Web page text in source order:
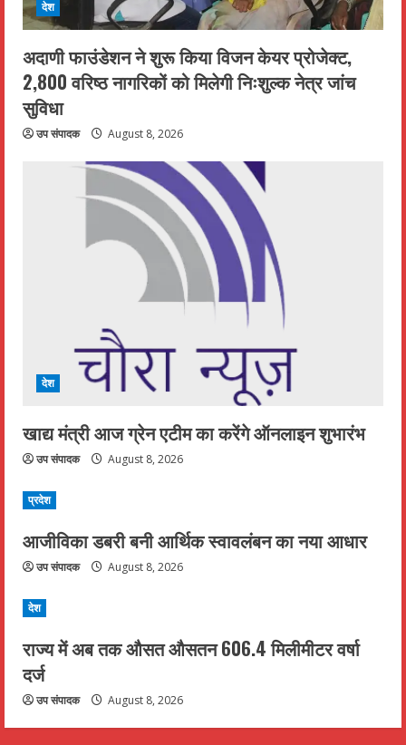
देश
अदाणी फाउंडेशन ने शुरू किया विजन केयर प्रोजेक्ट,
2,800 वरिष्ठ नागरिकों को मिलेगी निःशुल्क नेत्र जांच
सुविधा
उप संपादक August 8, 2026
देश
खाद्य मंत्री आज ग्रेन एटीम का करेंगे ऑनलाइन शुभारंभ
उप संपादक August 8, 2026
प्रदेश
आजीविका डबरी बनी आर्थिक स्वावलंबन का नया आधार
उप संपादक August 8, 2026
देश
राज्य में अब तक औसत औसतन 606.4 मिलीमीटर वर्षा
दर्ज
उप संपादक August 8, 2026